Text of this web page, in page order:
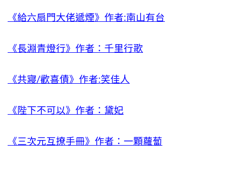
《給六扇門大佬遞煙》作者:南山有台
《長淵青燈行》作者：千里行歌
《共寢/歡喜債》作者:笑佳人
《陛下不可以》作者：黛妃
《三次元互撩手冊》作者：一顆蘿蔔